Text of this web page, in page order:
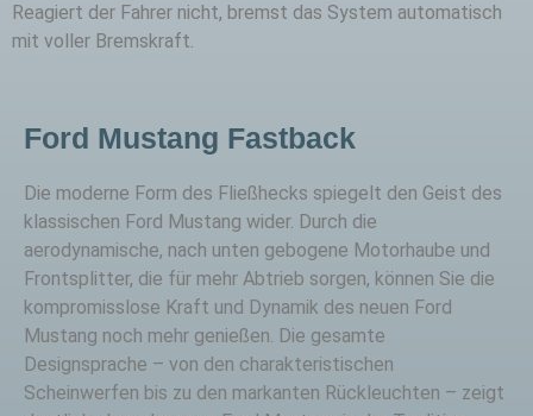
Reagiert der Fahrer nicht, bremst das System automatisch
mit voller Bremskraft.
Ford Mustang Fastback
Die moderne Form des Fließhecks spiegelt den Geist des
klassischen Ford Mustang wider. Durch die
aerodynamische, nach unten gebogene Motorhaube und
Frontsplitter, die für mehr Abtrieb sorgen, können Sie die
kompromisslose Kraft und Dynamik des neuen Ford
Mustang noch mehr genießen. Die gesamte
Designsprache – von den charakteristischen
Scheinwerfen bis zu den markanten Rückleuchten – zeigt